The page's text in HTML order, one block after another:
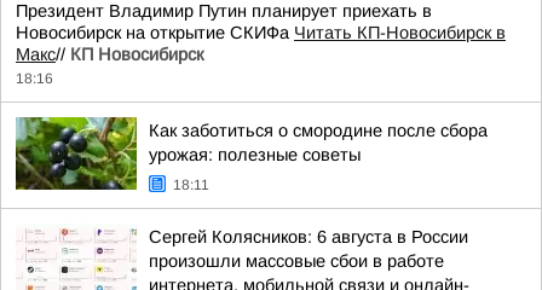
Президент Владимир Путин планирует приехать в
Новосибирск на открытие СКИФа Читать КП-Новосибирск в
Макс// КП Новосибирск
18:16
Как заботиться о смородине после сбора
урожая: полезные советы
18:11
Сергей Колясников: 6 августа в России
произошли массовые сбои в работе
интернета, мобильной связи и онлайн-